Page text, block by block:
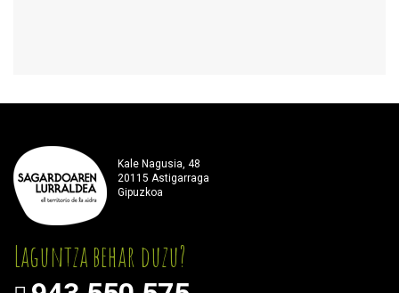
Kale Nagusia, 48
20115 Astigarraga
Gipuzkoa
Laguntza behar duzu?